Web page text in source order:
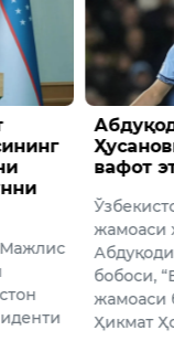
этди
миллий
ҳимоячиси
“Бунёдкор”
бош
Ҳошимовн…